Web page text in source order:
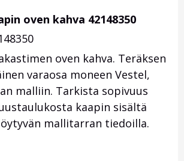
oven kahva 42148350
oven kahva. Teräksen
varaosa moneen Vestel,
malliin. Tarkista sopivuus
kaapin sisältä
mallitarran tiedoilla.